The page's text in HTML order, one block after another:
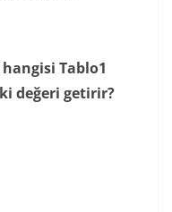
Tablo1
değeri getirir?